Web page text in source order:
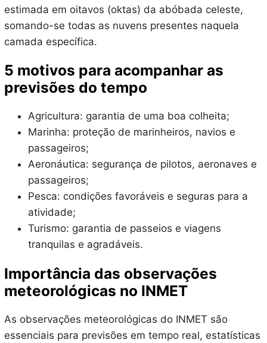
estimada em oitavos (oktas) da abóbada celeste,
somando-se todas as nuvens presentes naquela
camada específica.
5 motivos para acompanhar as
previsões do tempo
Agricultura: garantia de uma boa colheita;
Marinha: proteção de marinheiros, navios e
passageiros;
Aeronáutica: segurança de pilotos, aeronaves e
passageiros;
Pesca: condições favoráveis e seguras para a
atividade;
Turismo: garantia de passeios e viagens
tranquilas e agradáveis.
Importância das observações
meteorológicas no INMET
As observações meteorológicas do INMET são
essenciais para previsões em tempo real, estatísticas